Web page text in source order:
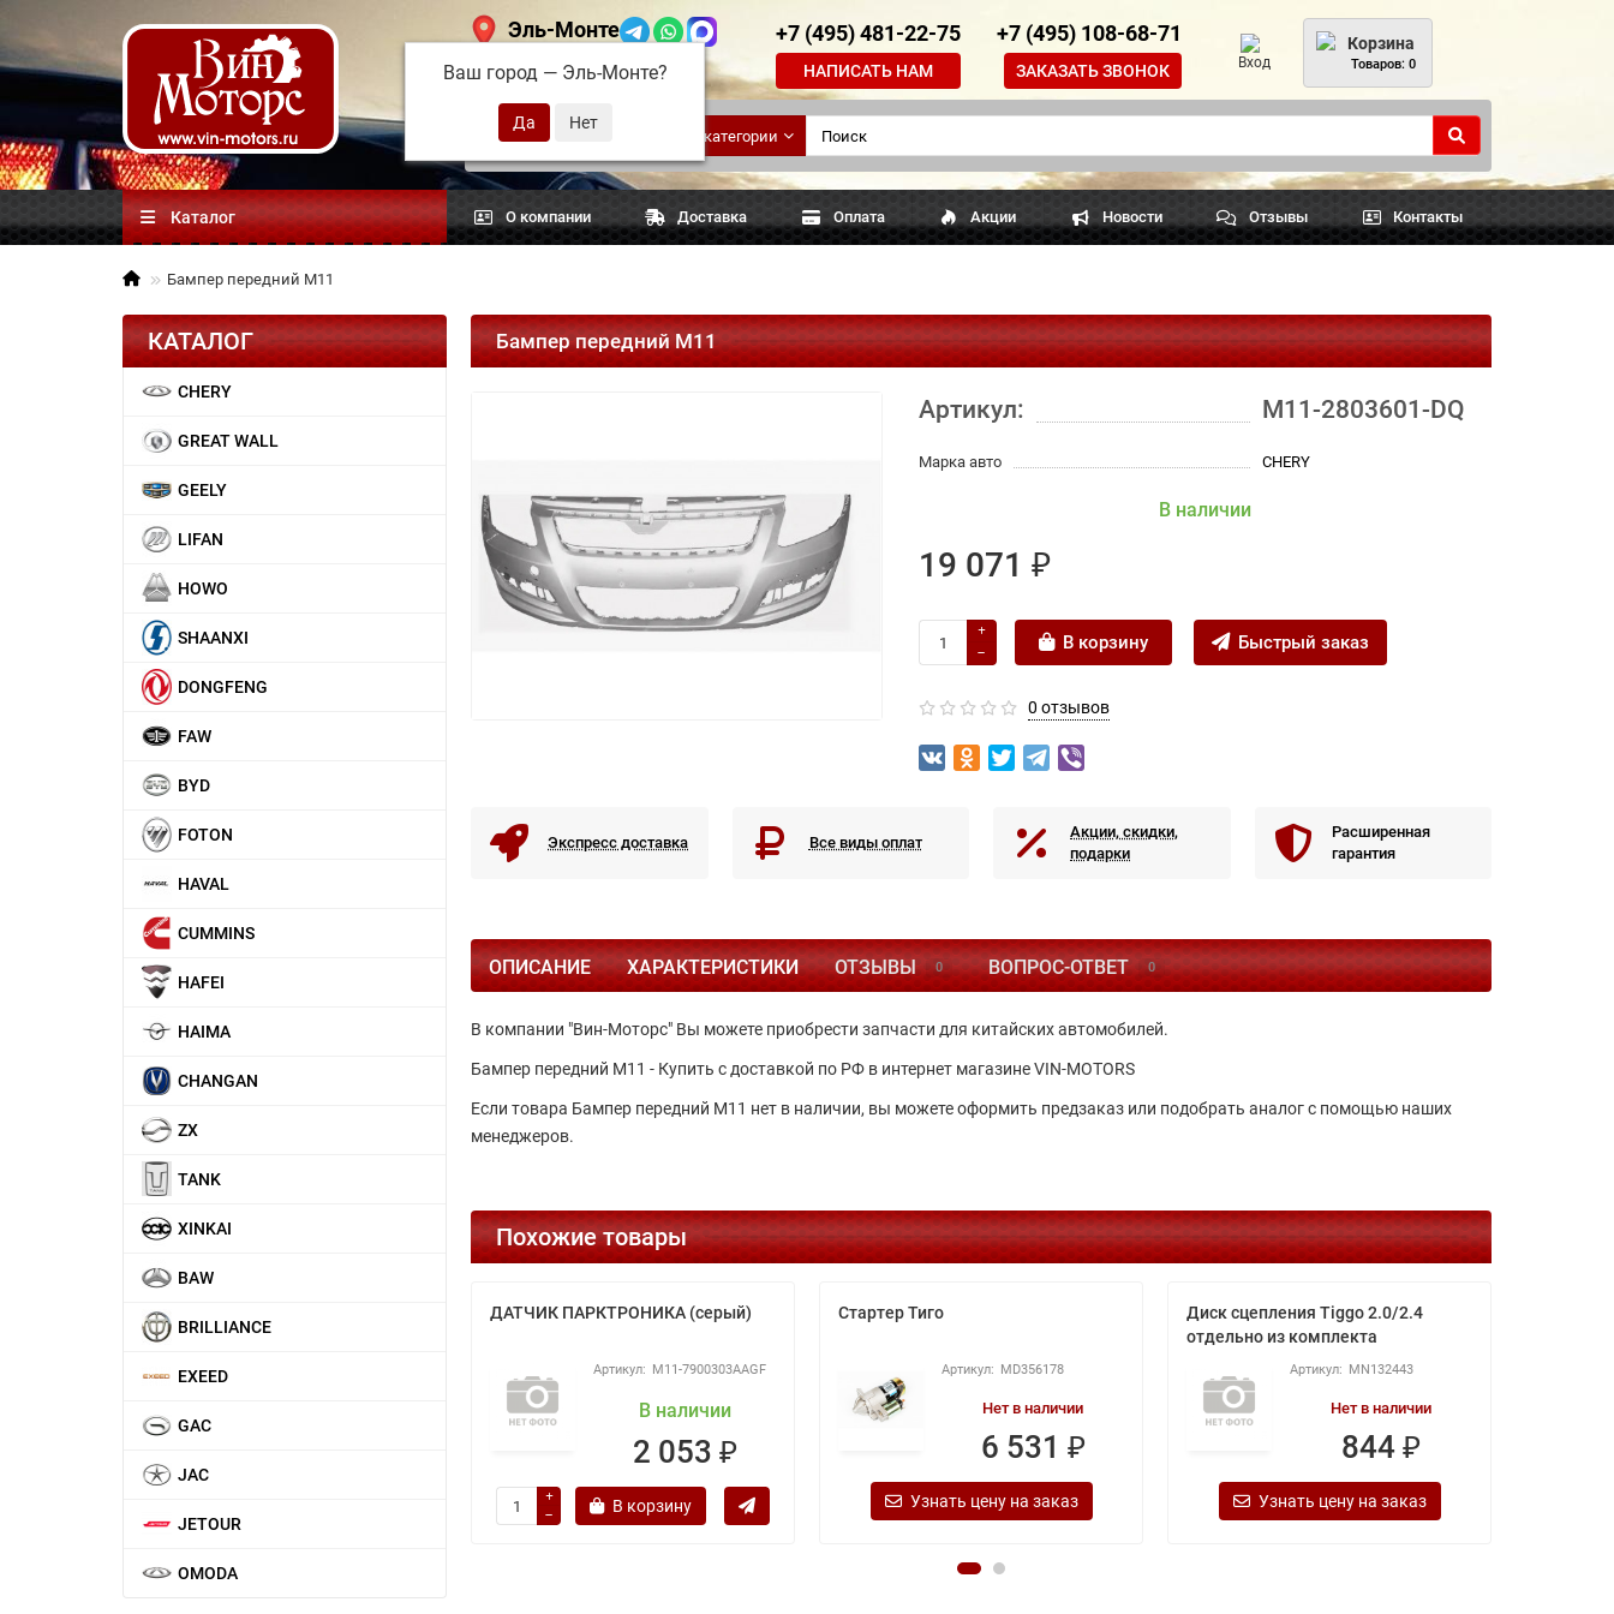
Эль-Монте
Ваш город — Эль-Монте?
+7 (495) 481-22-75
НАПИСАТЬ НАМ
+7 (495) 108-68-71
ЗАКАЗАТЬ ЗВОНОК Вход
Корзина
Товаров: 0
Китайские
автозапчасти
Все категории
Каталог О компании Доставка Оплата Акции Новости Отзывы Контакты
Бампер передний М11
КАТАЛОГ
CHERY
GREAT WALL
GEELY
LIFAN
HOWO
SHAANXI
DONGFENG
FAW
BYD
FOTON
HAVAL
CUMMINS
HAFEI
HAIMA
CHANGAN
ZX
TANK
XINKAI
BAW
BRILLIANCE
EXEED
GAC
JAC
JETOUR
OMODA
Бампер передний М11
Артикул: M11-2803601-DQ
Марка авто CHERY
В наличии
19 071 ₽
В корзину Быстрый заказ
0 отзывов
Экспресс доставка Все виды оплат
Акции, скидки,
подарки
Расширенная
гарантия
ОПИСАНИЕ ХАРАКТЕРИСТИКИ ОТЗЫВЫ 0 ВОПРОС-ОТВЕТ 0
В компании "Вин-Моторс" Вы можете приобрести запчасти для китайских автомобилей.
Бампер передний М11 - Купить с доставкой по РФ в интернет магазине VIN-MOTORS
Если товара Бампер передний М11 нет в наличии, вы можете оформить предзаказ или подобрать аналог с помощью наших
менеджеров.
Похожие товары
ДАТЧИК ПАРКТРОНИКА (серый)
M11-7900303AAGF
В наличии
2 053 ₽
В корзину
Стартер Тиго
MD356178
Нет в наличии
6 531 ₽
Узнать цену на заказ
Диск сцепления Tiggo 2.0/2.4
отдельно из комплекта
MN132443
Нет в наличии
844 ₽
Узнать цену на заказ